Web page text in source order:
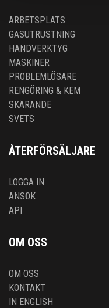
ARBETSPLATS
GASUTRUSTNING
HANDVERKTYG
MASKINER
PROBLEMLÖSARE
RENGÖRING & KEM
SKÄRANDE
SVETS
ÅTERFÖRSÄLJARE
LOGGA IN
ANSÖK
API
OM OSS
OM OSS
KONTAKT
IN ENGLISH